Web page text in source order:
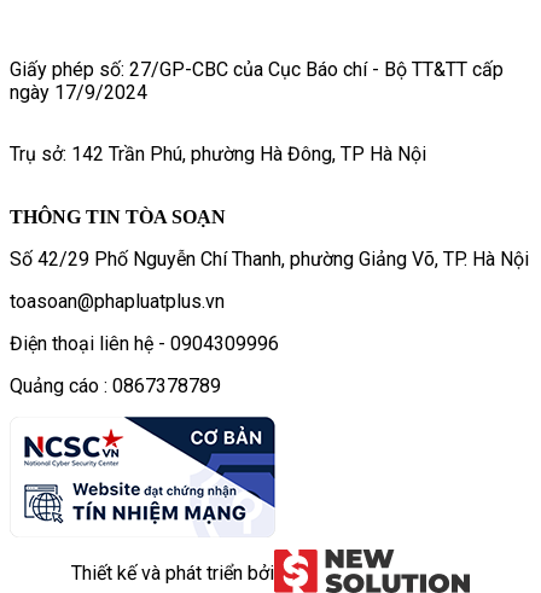
Giấy phép số: 27/GP-CBC của Cục Báo chí - Bộ TT&TT cấp
ngày 17/9/2024
Trụ sở: 142 Trần Phú, phường Hà Đông, TP Hà Nội
THÔNG TIN TÒA SOẠN
Số 42/29 Phố Nguyễn Chí Thanh, phường Giảng Võ, TP. Hà Nội
toasoan@phapluatplus.vn
Điện thoại liên hệ - 0904309996
Quảng cáo : 0867378789
Thiết kế và phát triển bởi